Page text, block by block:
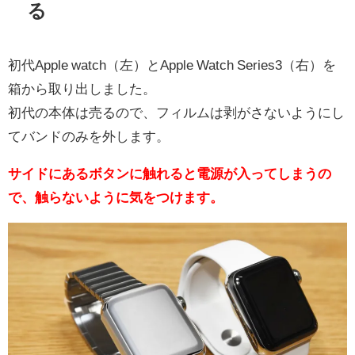
る
初代Apple watch（左）とApple Watch Series3（右）を
箱から取り出しました。
初代の本体は売るので、フィルムは剥がさないようにし
てバンドのみを外します。
サイドにあるボタンに触れると電源が入ってしまうの
で、触らないように気をつけます。